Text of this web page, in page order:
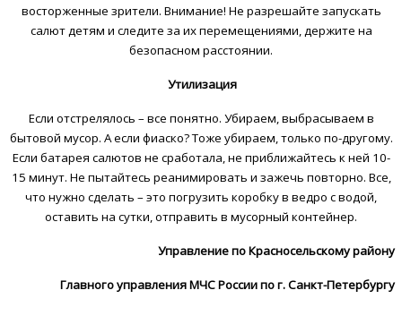
восторженные зрители. Внимание! Не разрешайте запускать
салют детям и следите за их перемещениями, держите на
безопасном расстоянии.
Утилизация
Если отстрелялось – все понятно. Убираем, выбрасываем в
бытовой мусор. А если фиаско? Тоже убираем, только по-другому.
Если батарея салютов не сработала, не приближайтесь к ней 10-
15 минут. Не пытайтесь реанимировать и зажечь повторно. Все,
что нужно сделать – это погрузить коробку в ведро с водой,
оставить на сутки, отправить в мусорный контейнер.
Управление по Красносельскому району
Главного управления МЧС России по г. Санкт-Петербургу